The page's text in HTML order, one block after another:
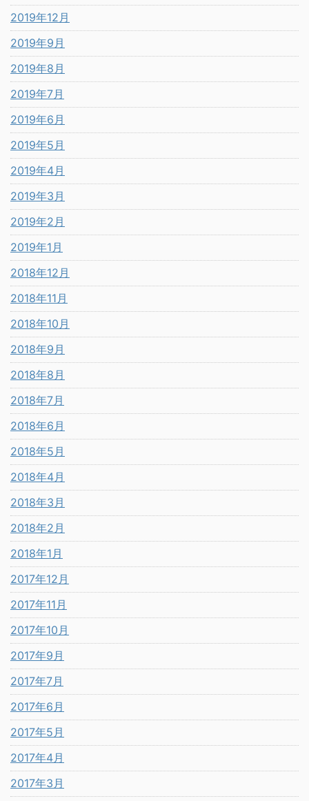
2019年12月
2019年9月
2019年8月
2019年7月
2019年6月
2019年5月
2019年4月
2019年3月
2019年2月
2019年1月
2018年12月
2018年11月
2018年10月
2018年9月
2018年8月
2018年7月
2018年6月
2018年5月
2018年4月
2018年3月
2018年2月
2018年1月
2017年12月
2017年11月
2017年10月
2017年9月
2017年7月
2017年6月
2017年5月
2017年4月
2017年3月